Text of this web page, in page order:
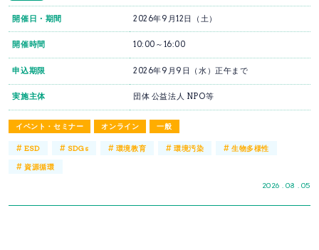
イベント・セミナー オンライン 一般
2026 . 08 . 05
開催日・期間 2026年9月12日（土）
開催時間 10:00～16:00
申込期限 2026年9月9日（水）正午まで
実施主体 団体 公益法人 NPO等
#ESD # SDGs # 環境教育 # 環境汚染 #生物多様性
#資源循環